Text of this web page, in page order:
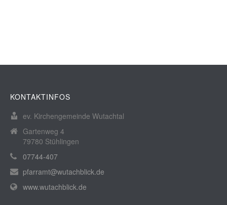
KONTAKTINFOS
ev. Kirchengemeinde Wutachtal
Gartenweg 4
79780 Stühlingen
07744-407
pfarramt@wutachblick.de
www.wutachblick.de